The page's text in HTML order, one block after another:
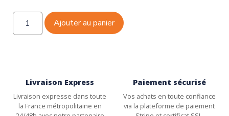
Ajouter au panier
Livraison Express
Livraison expresse dans toute
la France métropolitaine en
Paiement sécurisé
Vos achats en toute confiance
via la plateforme de paiement